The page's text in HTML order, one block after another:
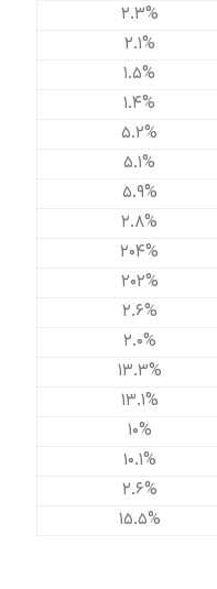
۲.۳%
۲.۱%
۱.۵%
۱.۴%
۵.۲%
۵.۱%
۵.۹%
۲.۸%
۲۰۴%
۲۰۲%
۲.۶%
۲.۰%
۱۳.۳%
۱۳.۱%
۱۰%
۱۰.۱%
۲.۶%
۱۵.۵%